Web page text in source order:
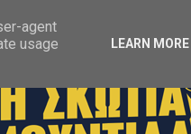
agent
usage
LEARN MORE